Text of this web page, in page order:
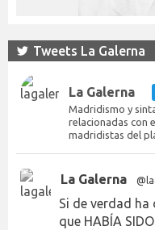
Tweets La Galerna
La Galerna
Madridismo y
relacionadas con
madridistas del
La Galerna
Si de verdad
que HABÍA